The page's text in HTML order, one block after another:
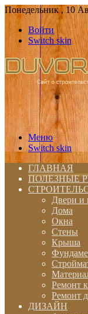
Понедельник , 10
Войти
Switch skin
Меню
Switch skin
ГЛАВНАЯ
ПОЛЕЗНЫЕ
Двери и
Дома
Окна
Стены
Крыша
Ремонт
Ремонт
ДИЗАЙН